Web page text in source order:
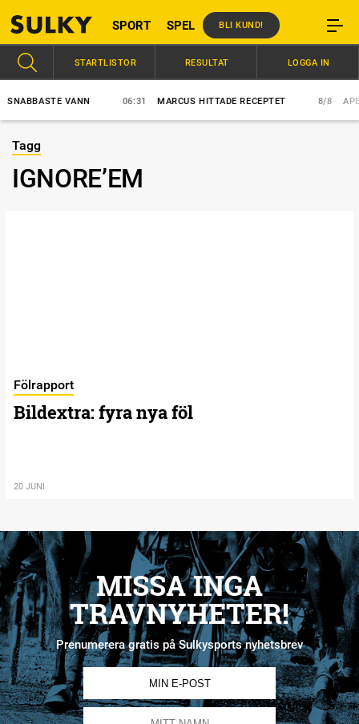
SPORT SPEL BLI KUND!
VANN 06:31 MARCUS HITTADE RECEPTET 8/8 APEX
STARTLISTOR RESULTAT LOGGA IN
Tagg
IGNORE’EM
Fölrapport
Bildextra: fyra nya föl
20 JUNI
MISSA INGA
TRAVNYHETER!
Prenumerera gratis på Sulkysports nyhetsbrev